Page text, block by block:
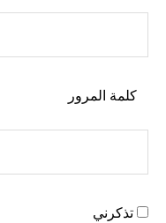
كلمة المرور
تذكرني